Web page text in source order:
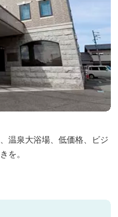
温泉大浴場、低価格、ビジ
を。